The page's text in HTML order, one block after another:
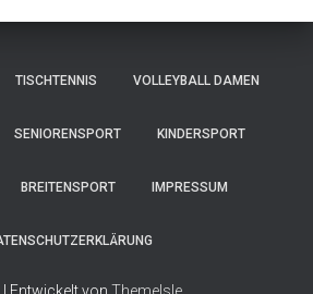
TISCHTENNIS VOLLEYBALL DAMEN
SENIORENSPORT KINDERSPORT
BREITENSPORT IMPRESSUM